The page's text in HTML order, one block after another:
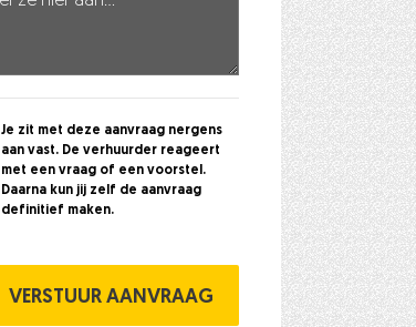
Je zit met deze aanvraag nergens
aan vast. De verhuurder reageert
met een vraag of een voorstel.
Daarna kun jij zelf de aanvraag
definitief maken.